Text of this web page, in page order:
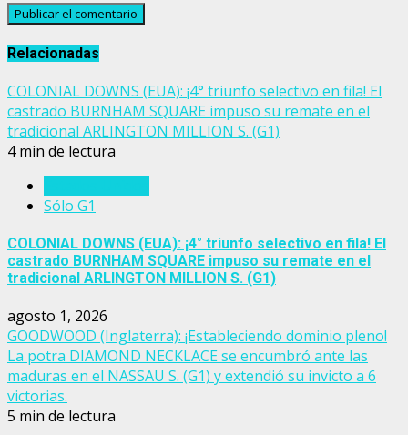
Relacionadas
COLONIAL DOWNS (EUA): ¡4° triunfo selectivo en fila! El
castrado BURNHAM SQUARE impuso su remate en el
tradicional ARLINGTON MILLION S. (G1)
4 min de lectura
Sólo G1
COLONIAL DOWNS (EUA): ¡4° triunfo selectivo en fila! El
castrado BURNHAM SQUARE impuso su remate en el
tradicional ARLINGTON MILLION S. (G1)
agosto 1, 2026
GOODWOOD (Inglaterra): ¡Estableciendo dominio pleno!
La potra DIAMOND NECKLACE se encumbró ante las
maduras en el NASSAU S. (G1) y extendió su invicto a 6
victorias.
5 min de lectura